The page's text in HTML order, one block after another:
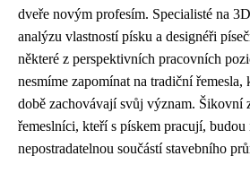
dveře novým profesím. Specialisté na
analýzu vlastností písku a designéři
některé z perspektivních pracovních
nesmíme zapomínat na tradiční
době zachovávají svůj význam. Šikovní
řemeslníci, kteří s pískem pracují, budou
nepostradatelnou součástí stavebního